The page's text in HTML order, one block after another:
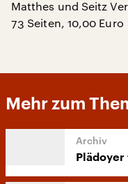
Matthes und Seitz
73 Seiten, 10,00 Euro
Mehr zum